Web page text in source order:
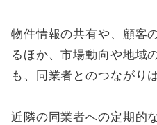
物件情報の共有や、顧客
るほか、市場動向や地域
も、同業者とのつながり
近隣の同業者への定期的